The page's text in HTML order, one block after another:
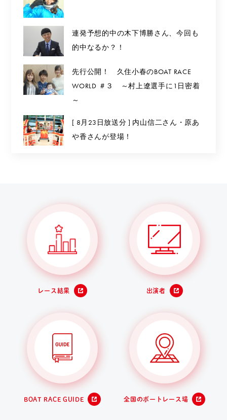
連発予想的中の木下博勝さん、今回も
的中なるか？！
先行公開！ 久住小春のBOAT RACE
WORLD ＃３ ～村上遼選手に1日密着
～
[ 8月23日放送分 ] 内山信二さん・原あ
や香さんが登場！
レース結果 出演者
BOAT RACE GUIDE 全国のボートレース場